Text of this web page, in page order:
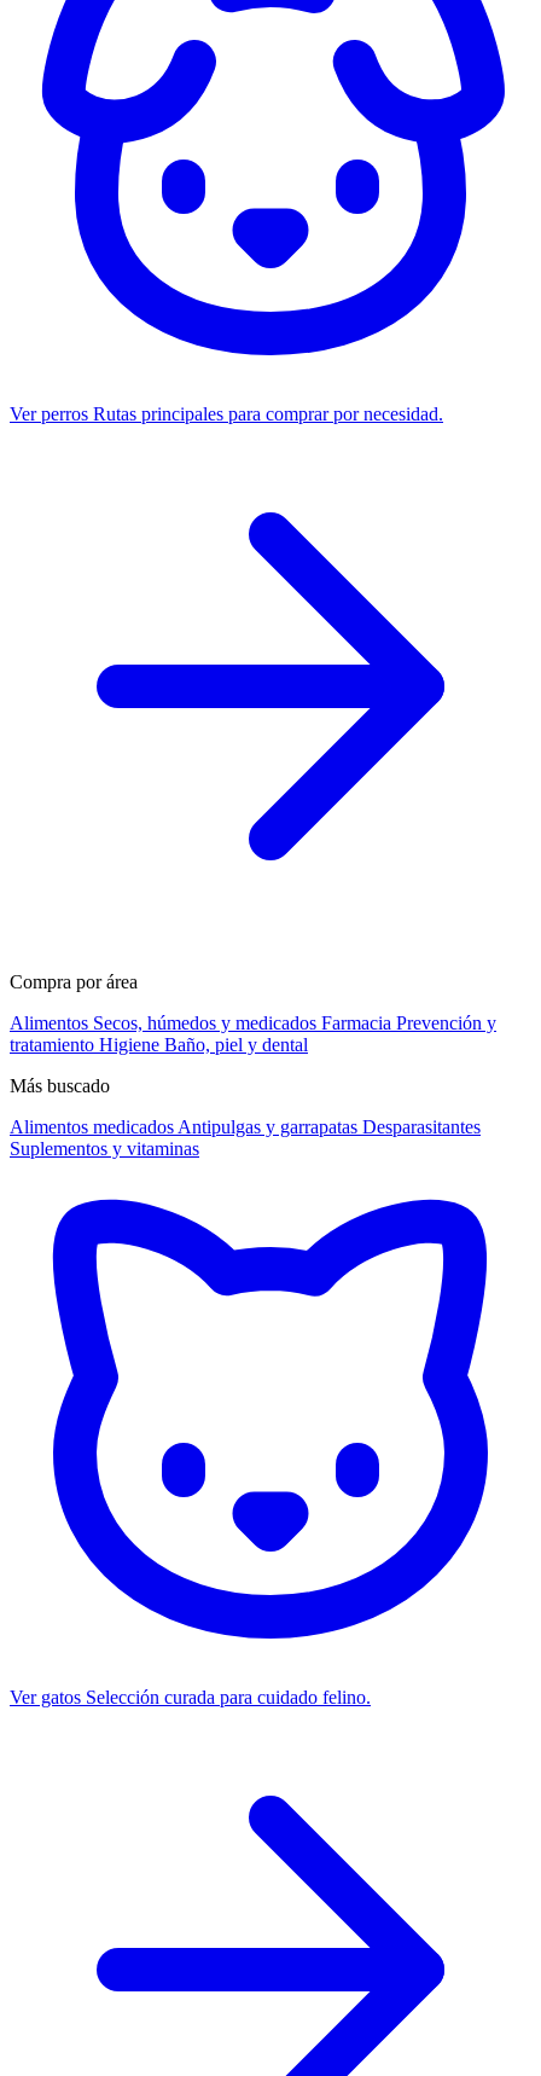
Ver perros Rutas principales para comprar por necesidad.
Compra por área
Alimentos Secos, húmedos y medicados Farmacia Prevención y
tratamiento Higiene Baño, piel y dental
Más buscado
Alimentos medicados Antipulgas y garrapatas Desparasitantes
Suplementos y vitaminas
Ver gatos Selección curada para cuidado felino.